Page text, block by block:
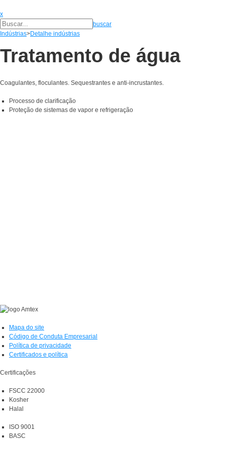
x
buscar
Indústrias>Detalhe indústrias
Tratamento de água
Coagulantes, floculantes. Sequestrantes e anti-incrustantes.
Processo de clarificação
Proteção de sistemas de vapor e refrigeração
Mapa do site
Código de Conduta Empresarial
Política de privacidade
Certificados e política
Certificações
FSCC 22000
Kosher
Halal
ISO 9001
BASC